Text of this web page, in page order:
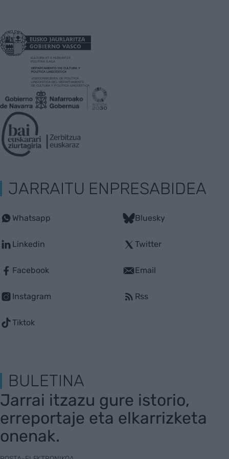
JARRAITU ENPRESABIDEA
Whatsapp
Linkedin
Facebook
Instagram
Tiktok
Bluesky
Twitter
Email
Rss
BULETINA
Jarrai itzazu gure istorio,
erreportaje eta elkarrizketa
onenak.